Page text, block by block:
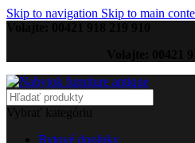
Skip to navigation Skip to main
Vybrať kategóriu
Bytové doplnky